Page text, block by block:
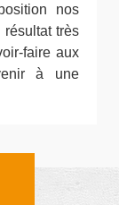
nos
résultat très
faire aux
à une